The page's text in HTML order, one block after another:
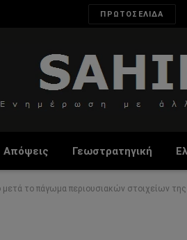
ΠΡΩΤΟΣΕΛΙΔΑ
Απόψεις Γεωστρατηγική
το πάγωμα περιουσιακών στοιχείων